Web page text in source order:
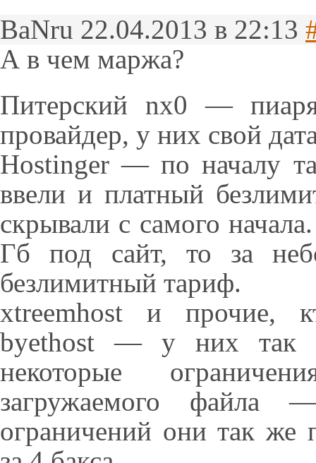
BaNru 22.04.2013 в 22:13
А в чем маржа?
Питерский nx0 —
провайдер, у них свой
Hostinger — по началу
ввели и платный
скрывали с самого
Гб под сайт, то за
безлимитный тариф.
xtreemhost и прочие,
byethost — у них так
некоторые
загружаемого
ограничений они так же